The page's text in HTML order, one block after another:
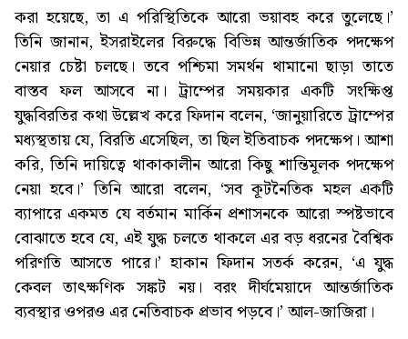
করা হয়েছে, তা এ পরিস্থিতিকে আরো ভয়াবহ করে তুলেছে।’
তিনি জানান, ইসরাইলের বিরুদ্ধে বিভিন্ন আন্তর্জাতিক পদক্ষেপ
নেয়ার চেষ্টা চলছে। তবে পশ্চিমা সমর্থন থামানো ছাড়া তাতে
বাস্তব ফল আসবে না। ট্রাম্পের সময়কার একটি সংক্ষিপ্ত
যুদ্ধবিরতির কথা উল্লেখ করে ফিদান বলেন, ‘জানুয়ারিতে ট্রাম্পের
মধ্যস্থতায় যে, বিরতি এসেছিল, তা ছিল ইতিবাচক পদক্ষেপ। আশা
করি, তিনি দায়িত্বে থাকাকালীন আরো কিছু শান্তিমূলক পদক্ষেপ
নেয়া হবে।’ তিনি আরো বলেন, ‘সব কূটনৈতিক মহল একটি
ব্যাপারে একমত যে বর্তমান মার্কিন প্রশাসনকে আরো স্পষ্টভাবে
বোঝাতে হবে যে, এই যুদ্ধ চলতে থাকলে এর বড় ধরনের বৈশ্বিক
পরিণতি আসতে পারে।’ হাকান ফিদান সতর্ক করেন, ‘এ যুদ্ধ
কেবল তাৎক্ষণিক সঙ্কট নয়। বরং দীর্ঘমেয়াদে আন্তর্জাতিক
ব্যবস্থার ওপরও এর নেতিবাচক প্রভাব পড়বে।’ আল-জাজিরা।